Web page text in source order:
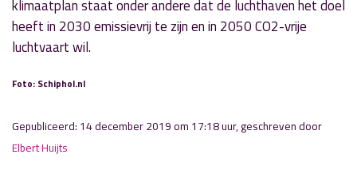
klimaatplan staat onder andere dat de luchthaven het doel
heeft in 2030 emissievrij te zijn en in 2050 CO2-vrije
luchtvaart wil.
Foto: Schiphol.nl
Gepubliceerd: 14 december 2019 om 17:18 uur, geschreven door
Elbert Huijts